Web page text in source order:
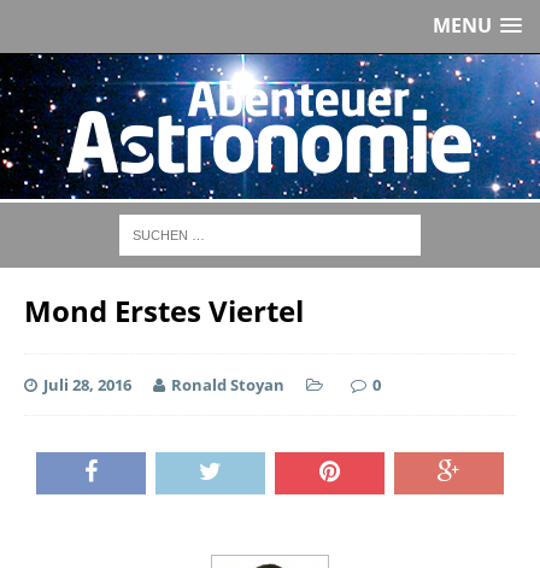
MENU
Mond Erstes Viertel
Juli 28, 2016 Ronald Stoyan 0